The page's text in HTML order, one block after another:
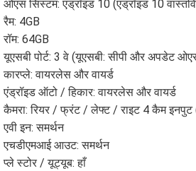
ओएस सिस्टम: एंड्रॉइड 10 (एंड्रॉइड 10
रैम: 4GB
रॉम: 64GB
यूएसबी पोर्ट: 3 वे (यूएसबी: सीपी और अपडेट
कारप्ले: वायरलेस और वायर्ड
एंड्रॉइड ऑटो / हिकार: वायरलेस और वायर्ड
कैमरा: रियर / फ्रंट / लेफ्ट / राइट 4 कैम इनपुट
एवी इन: समर्थन
एचडीएमआई आउट: समर्थन
प्ले स्टोर / यूट्यूब: हाँ